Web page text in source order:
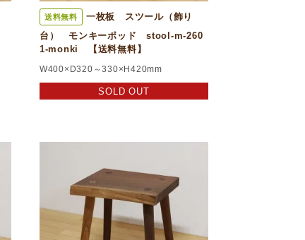
送料無料
一枚板 スツール（飾り
台） モンキーポッド stool-m-260
1-monki 【送料無料】
W400×D320～330×H420mm
SOLD OUT